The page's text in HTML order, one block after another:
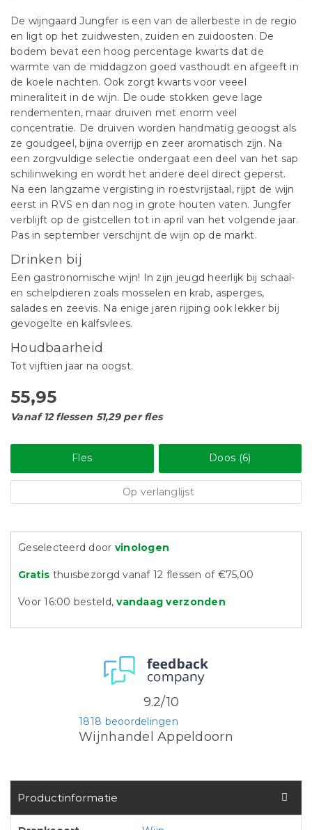
De wijngaard Jungfer is een van de allerbeste in de regio
en ligt op het zuidwesten, zuiden en zuidoosten. De
bodem bevat een hoog percentage kwarts dat de
warmte van de middagzon goed vasthoudt en afgeeft in
de koele nachten. Ook zorgt kwarts voor veeel
mineraliteit in de wijn. De oude stokken geve lage
rendementen, maar druiven met enorm veel
concentratie. De druiven worden handmatig geoogst als
ze goudgeel, bijna overrijp en zeer aromatisch zijn. Na
een zorgvuldige selectie ondergaat een deel van het sap
schilinweking en wordt het andere deel direct geperst.
Na een langzame vergisting in roestvrijstaal, rijpt de wijn
eerst in RVS en dan nog in grote houten vaten. Jungfer
verblijft op de gistcellen tot in april van het volgende jaar.
Pas in september verschijnt de wijn op de markt.
Drinken bij
Een gastronomische wijn! In zijn jeugd heerlijk bij schaal-
en schelpdieren zoals mosselen en krab, asperges,
salades en zeevis. Na enige jaren rijping ook lekker bij
gevogelte en kalfsvlees.
Houdbaarheid
Tot vijftien jaar na oogst.
55,95
Vanaf 12 flessen 51,29 per fles
Fles Doos (6)
Op verlanglijst
Geselecteerd door vinologen
Gratis thuisbezorgd vanaf 12 flessen of €75,00
Voor 16:00 besteld,vandaag verzonden
Wijnhandel Appeldoorn
1818 beoordelingen
9.2/10
Productinformatie